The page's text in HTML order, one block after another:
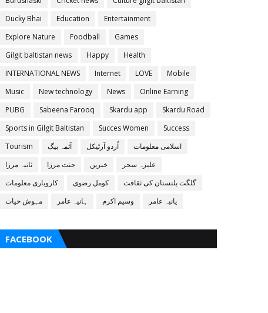
Ducky Bhai
Education
Entertainment
Explore Nature
Foodball
Games
Gilgit baltistan news
Happy
Health
INTERNATIONAL NEWS
Internet LOVE
Mobile
Music
New technology News
Online Earning
PUBG
Sabeena Farooq Skardu app
Skardu Road
Sports in Gilgit Baltistan
Succes Women
Success
Tourism
آئمہ بیگ اُردو آرٹیکل
اسلامی معلومات
ثانیہ مرزا
جنت مرزا خبریں
علیزہ سحر
کاروباری معلومات
کومل رضوی
گلگت بلتستان کی ثقافت
مہوش حیات
ہانیہ عامر وسیم اکرم یانیہ عامر
FACEBOOK